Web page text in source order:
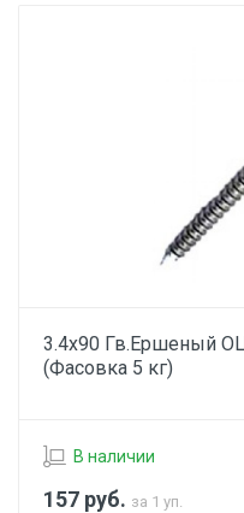
3.4х90 Гв.Ершеный
(Фасовка 5 кг)
В наличии
157 руб. за 1 уп.